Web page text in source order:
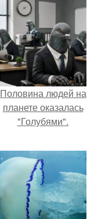
Половина людей на
планете оказалась
"Голубями".